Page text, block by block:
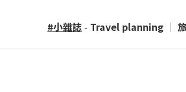
#小雜誌 - Travel planning │